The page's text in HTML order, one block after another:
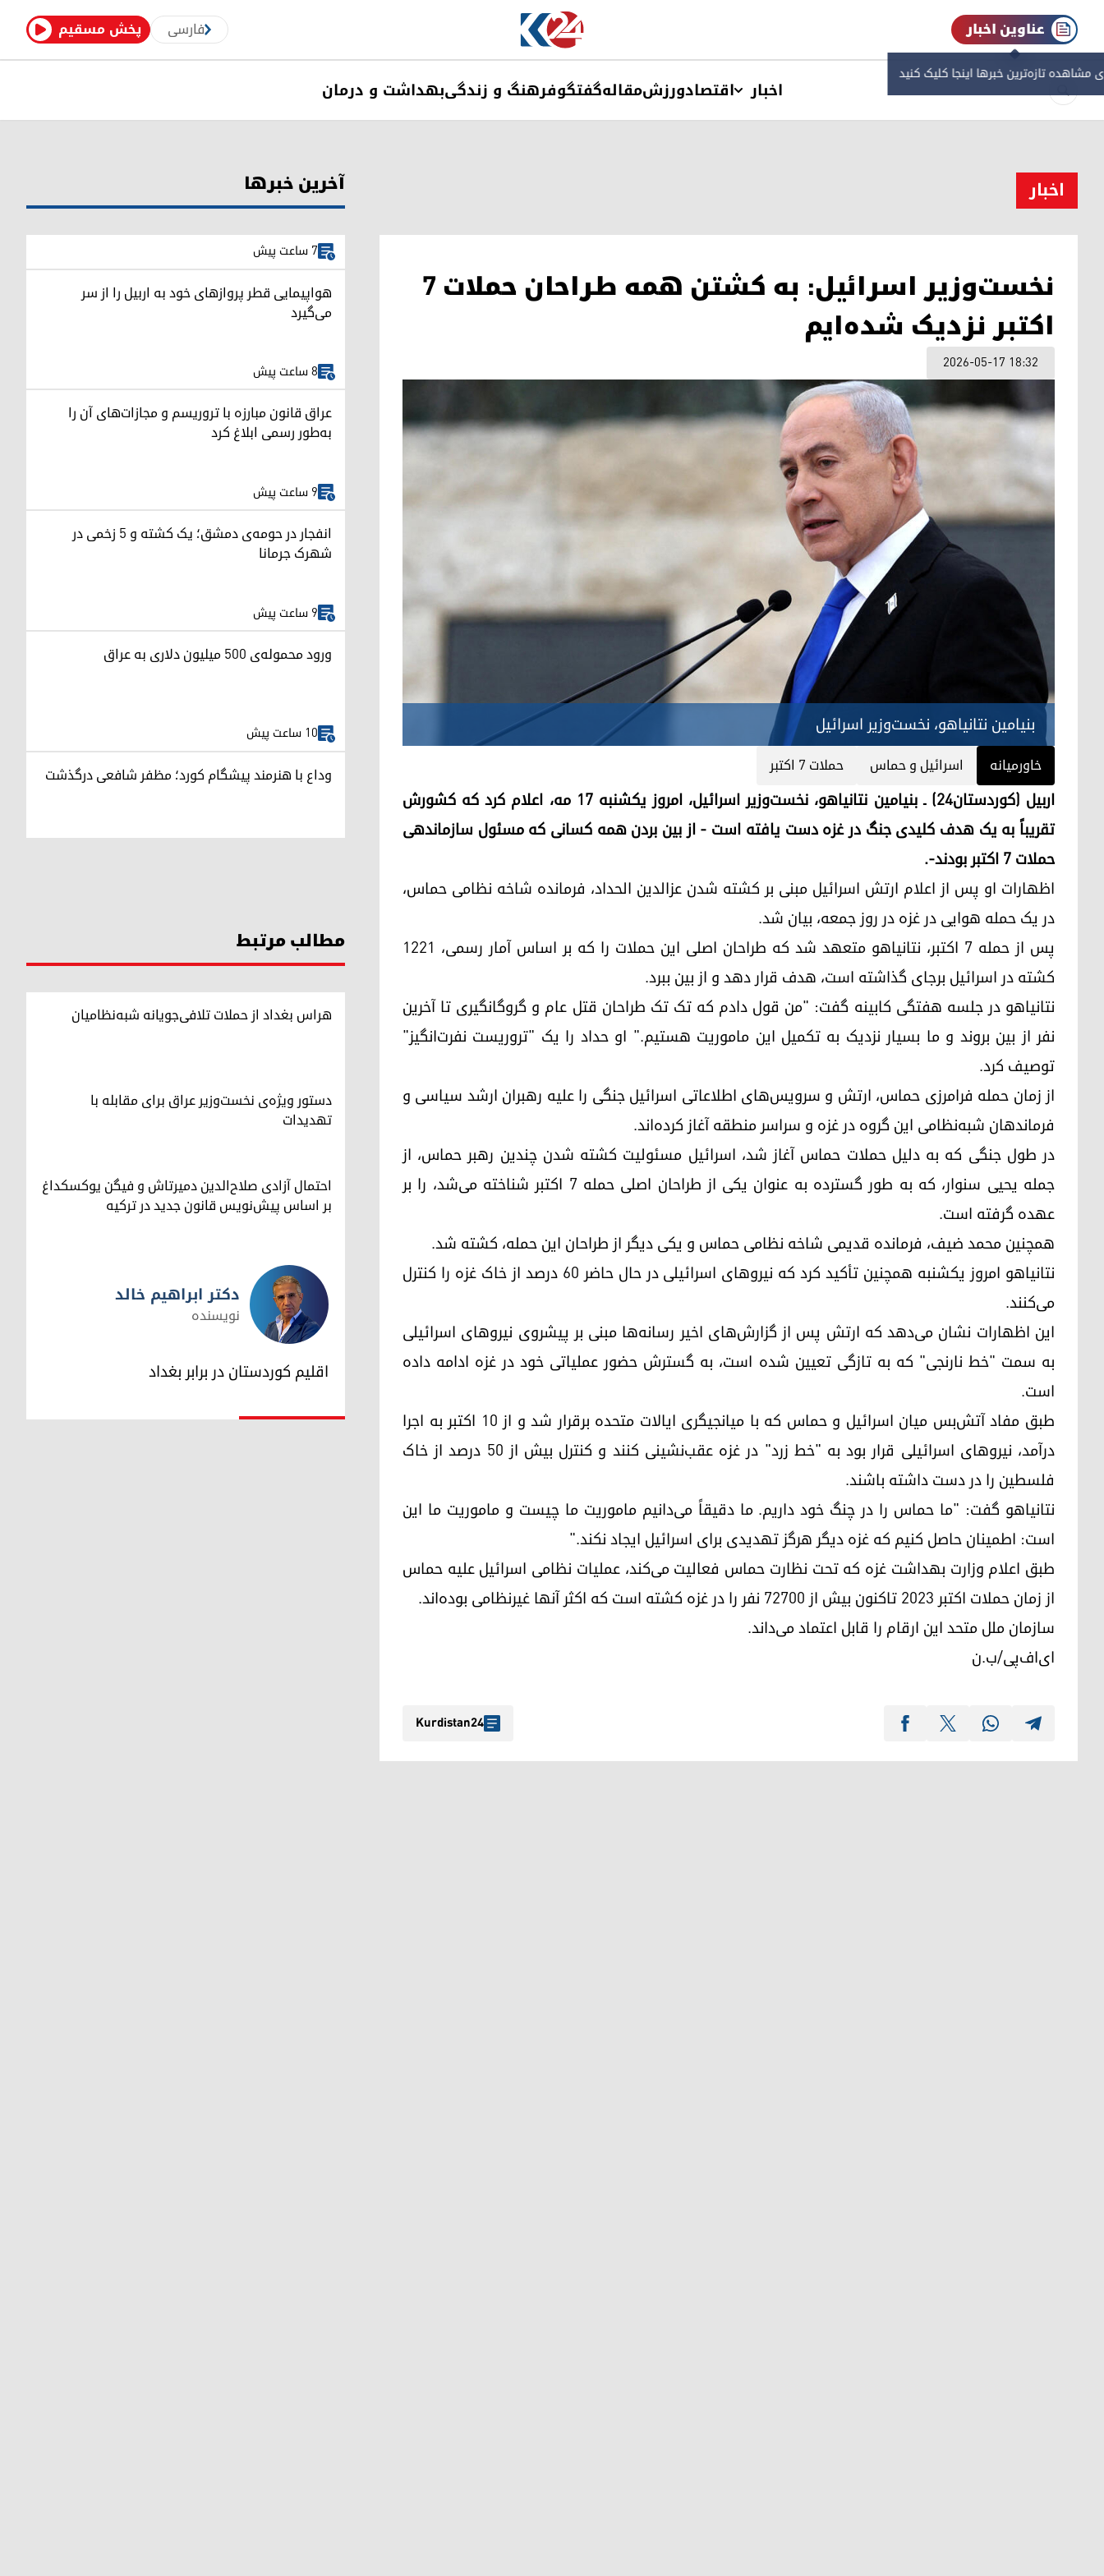
پخش مسقیم فارسی عناوین اخبار
مشاهده‌ تازه‌ترین خبرها اینجا کلیک کنید
اخبار اقتصادورزشمقالهگفتگوفرهنگ و زندگیبهداشت و درمان
اخبار
نخست‌وزیر اسرائیل: به کشتن همه طراحان حملات ۷
اکتبر نزدیک شده‌ایم
2026-05-17 18:32
بنیامین نتانیاهو، نخست‌وزیر اسرائیل
خاورمیانه اسرائیل و حماس حملات ۷ اکتبر
اربیل (کوردستان۲۴) ـ بنیامین نتانیاهو، نخست‌وزیر اسرائیل، امروز یکشنبه ۱۷ مه، اعلام کرد که کشورش
تقریباً به یک هدف کلیدی جنگ در غزه دست یافته است - از بین بردن همه کسانی که مسئول سازماندهی
حملات ۷ اکتبر بودند-.
اظهارات او پس از اعلام ارتش اسرائیل مبنی بر کشته شدن عزالدین الحداد، فرمانده شاخه نظامی حماس،
در یک حمله هوایی در غزه در روز جمعه، بیان شد.
پس از حمله ۷ اکتبر، نتانیاهو متعهد شد که طراحان اصلی این حملات را که بر اساس آمار رسمی، ۱۲۲۱
کشته در اسرائیل برجای گذاشته است، هدف قرار دهد و از بین ببرد.
نتانیاهو در جلسه هفتگی کابینه گفت: "من قول دادم که تک تک طراحان قتل عام و گروگانگیری تا آخرین
نفر از بین بروند و ما بسیار نزدیک به تکمیل این ماموریت هستیم." او حداد را یک "تروریست نفرت‌انگیز"
توصیف کرد.
از زمان حمله فرامرزی حماس، ارتش و سرویس‌های اطلاعاتی اسرائیل جنگی را علیه رهبران ارشد سیاسی و
فرماندهان شبه‌نظامی این گروه در غزه و سراسر منطقه آغاز کرده‌اند.
در طول جنگی که به دلیل حملات حماس آغاز شد، اسرائیل مسئولیت کشته شدن چندین رهبر حماس، از
جمله یحیی سنوار، که به طور گسترده به عنوان یکی از طراحان اصلی حمله ۷ اکتبر شناخته می‌شد، را بر
عهده گرفته است.
همچنین محمد ضیف، فرمانده قدیمی شاخه نظامی حماس و یکی دیگر از طراحان این حمله، کشته شد.
نتانیاهو امروز یکشنبه همچنین تأکید کرد که نیروهای اسرائیلی در حال حاضر ۶۰ درصد از خاک غزه را کنترل
می‌کنند.
این اظهارات نشان می‌دهد که ارتش پس از گزارش‌های اخیر رسانه‌ها مبنی بر پیشروی نیروهای اسرائیلی
به سمت "خط نارنجی" که به تازگی تعیین شده است، به گسترش حضور عملیاتی خود در غزه ادامه داده
است.
طبق مفاد آتش‌بس میان اسرائیل و حماس که با میانجیگری ایالات متحده برقرار شد و از ۱۰ اکتبر به اجرا
درآمد، نیروهای اسرائیلی قرار بود به "خط زرد" در غزه عقب‌نشینی کنند و کنترل بیش از ۵۰ درصد از خاک
فلسطین را در دست داشته باشند.
نتانیاهو گفت: "ما حماس را در چنگ خود داریم. ما دقیقاً می‌دانیم ماموریت ما چیست و ماموریت ما این
است: اطمینان حاصل کنیم که غزه دیگر هرگز تهدیدی برای اسرائیل ایجاد نکند."
طبق اعلام وزارت بهداشت غزه که تحت نظارت حماس فعالیت می‌کند، عملیات نظامی اسرائیل علیه حماس
از زمان حملات اکتبر ۲۰۲۳ تاکنون بیش از ۷۲۷۰۰ نفر را در غزه کشته است که اکثر آنها غیرنظامی بوده‌اند.
سازمان ملل متحد این ارقام را قابل اعتماد می‌داند.
ای‌اف‌پی/ب.ن
Kurdistan24
آخرین خبرها
7 ساعت پیش
هواپیمایی قطر پروازهای خود به اربیل را از سر
می‌گیرد
8 ساعت پیش
عراق قانون مبارزه با تروریسم و مجازات‌های آن را
به‌طور رسمی ابلاغ کرد
9 ساعت پیش
انفجار در حومه‌ی دمشق؛ یک کشته و ۵ زخمی در
شهرک جرمانا
9 ساعت پیش
ورود محموله‌ی ۵۰۰ میلیون دلاری به عراق
10 ساعت پیش
وداع با هنرمند پیشگام کورد؛ مظفر شافعی درگذشت
مطالب مرتبط
هراس بغداد از حملات تلافی‌جویانه شبه‌نظامیان
دستور ویژه‌ی نخست‌وزیر عراق برای مقابله با
تهدیدات
احتمال آزادی صلاح‌الدین دمیرتاش و فیگن یوکسکداغ
بر اساس پیش‌نویس قانون جدید در ترکیه
دکتر ابراهیم خالد
دکتر ابراهیم خالد
نویسنده
اقلیم کوردستان در برابر بغداد